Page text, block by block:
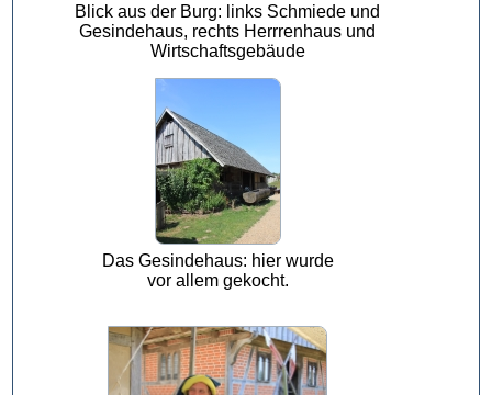
Blick aus der Burg: links Schmiede und
Gesindehaus, rechts Herrrenhaus und
Wirtschaftsgebäude
Das Gesindehaus: hier wurde
vor allem gekocht.